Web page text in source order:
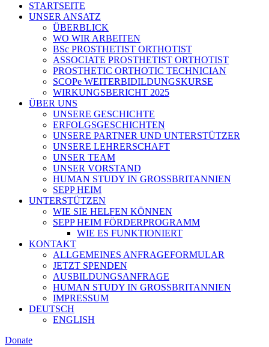
STARTSEITE
UNSER ANSATZ
ÜBERBLICK
WO WIR ARBEITEN
BSc PROSTHETIST ORTHOTIST
ASSOCIATE PROSTHETIST ORTHOTIST
PROSTHETIC ORTHOTIC TECHNICIAN
SCOPe WEITERBIDILDUNGSKURSE
WIRKUNGSBERICHT 2025
ÜBER UNS
UNSERE GESCHICHTE
ERFOLGSGESCHICHTEN
UNSERE PARTNER UND UNTERSTÜTZER
UNSERE LEHRERSCHAFT
UNSER TEAM
UNSER VORSTAND
HUMAN STUDY IN GROSSBRITANNIEN
SEPP HEIM
UNTERSTÜTZEN
WIE SIE HELFEN KÖNNEN
SEPP HEIM FÖRDERPROGRAMM
WIE ES FUNKTIONIERT
KONTAKT
ALLGEMEINES ANFRAGEFORMULAR
JETZT SPENDEN
AUSBILDUNGSANFRAGE
HUMAN STUDY IN GROSSBRITANNIEN
IMPRESSUM
DEUTSCH
ENGLISH
Donate